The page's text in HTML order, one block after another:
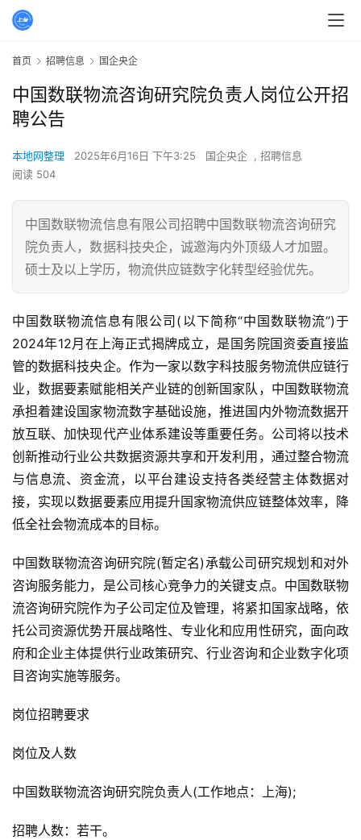
首页 招聘信息 国企央企
中国数联物流咨询研究院负责人岗位公开招
聘公告
本地网整理 2025年6月16日 下午3:25 国企央企 , 招聘信息
阅读 504
中国数联物流信息有限公司招聘中国数联物流咨询研究
院负责人，数据科技央企，诚邀海内外顶级人才加盟。
硕士及以上学历，物流供应链数字化转型经验优先。
中国数联物流信息有限公司(以下简称“中国数联物流”)于
2024年12月在上海正式揭牌成立，是国务院国资委直接监
管的数据科技央企。作为一家以数字科技服务物流供应链行
业，数据要素赋能相关产业链的创新国家队，中国数联物流
承担着建设国家物流数字基础设施，推进国内外物流数据开
放互联、加快现代产业体系建设等重要任务。公司将以技术
创新推动行业公共数据资源共享和开发利用，通过整合物流
与信息流、资金流，以平台建设支持各类经营主体数据对
接，实现以数据要素应用提升国家物流供应链整体效率，降
低全社会物流成本的目标。
中国数联物流咨询研究院(暂定名)承载公司研究规划和对外
咨询服务能力，是公司核心竞争力的关键支点。中国数联物
流咨询研究院作为子公司定位及管理，将紧扣国家战略，依
托公司资源优势开展战略性、专业化和应用性研究，面向政
府和企业主体提供行业政策研究、行业咨询和企业数字化项
目咨询实施等服务。
岗位招聘要求
岗位及人数
中国数联物流咨询研究院负责人(工作地点：上海);
招聘人数：若干。